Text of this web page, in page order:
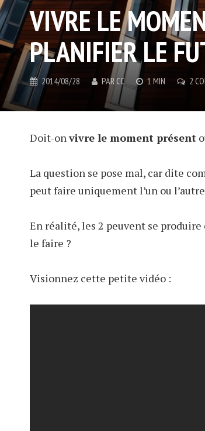
VIVRE LE
PLANIFIER LE
2014/08/28 PARCC 1 MIN 2
Doit-onvivre le moment présent
La question se pose mal, car dite
peut faire uniquement l’un ou
En réalité, les 2 peuvent se
le faire ?
Visionnez cette petite vidéo :